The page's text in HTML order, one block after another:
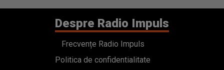
Despre Radio Impuls
Frecvențe Radio Impuls
Politica de confidentialitate